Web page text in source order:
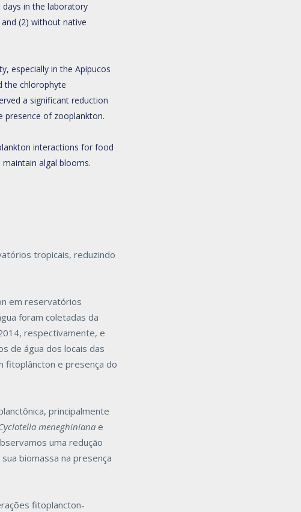
in the laboratory
(2) without native
especially in the Apipucos
the chlorophyte
a significant reduction
presence of zooplankton.
interactions for food
algal blooms.
tropicais, reduzindo
em reservatórios
foram coletadas da
respectivamente, e
de água dos locais das
fitoplâncton e presença do
principalmente
meneghiniana e
uma redução
biomassa na presença
fitoplancton-